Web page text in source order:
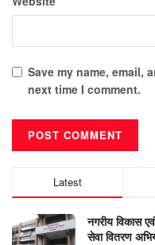
Save my name, email,
next time I comment.
Latest
नगरीय विकास
सेवा वितरण